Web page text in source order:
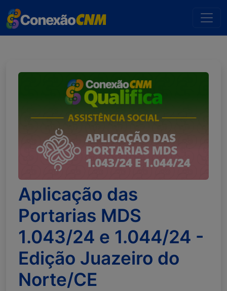
Aplicação das
Portarias MDS
1.043/24 e 1.044/24 -
Edição Juazeiro do
Norte/CE